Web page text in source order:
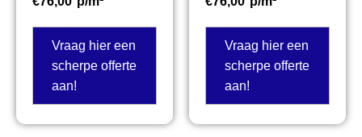
Vraag hier een
scherpe offerte
aan!
Vraag hier een
scherpe offerte
aan!